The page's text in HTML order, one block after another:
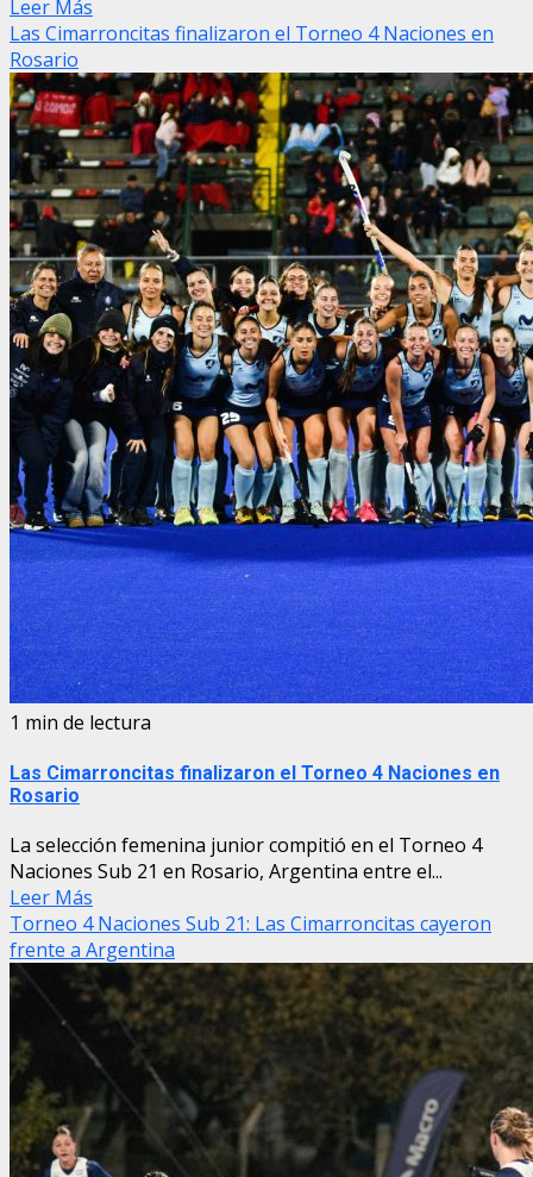
Leer Más
Las Cimarroncitas finalizaron el Torneo 4 Naciones en
Rosario
1 min de lectura
Las Cimarroncitas finalizaron el Torneo 4 Naciones en
Rosario
La selección femenina junior compitió en el Torneo 4
Naciones Sub 21 en Rosario, Argentina entre el...
Leer Más
Torneo 4 Naciones Sub 21: Las Cimarroncitas cayeron
frente a Argentina